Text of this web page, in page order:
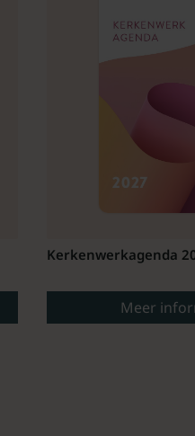
Kerkenwerkagenda
Meer